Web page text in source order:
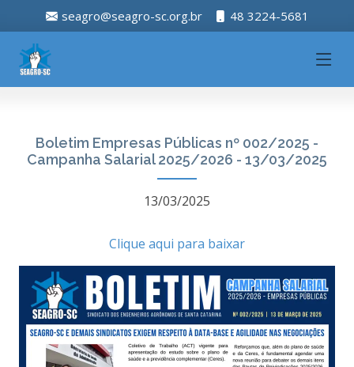
seagro@seagro-sc.org.br 48 3224-5681
Boletim Empresas Públicas nº 002/2025 -
Campanha Salarial 2025/2026 - 13/03/2025
13/03/2025
Clique aqui para baixar